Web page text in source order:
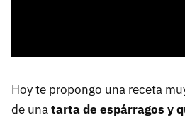
Hoy te propongo una receta
de unatarta de espárragos y